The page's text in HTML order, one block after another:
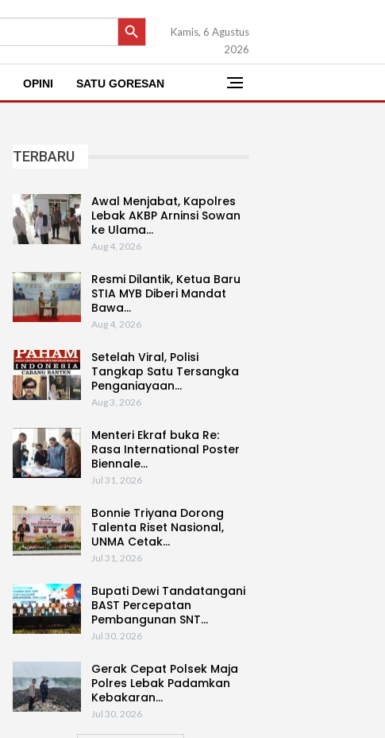
SEARCH BUTTON
Kamis, 6 Agustus
2026
OPINI SATU GORESAN
TERBARU
Awal Menjabat, Kapolres
Lebak AKBP Arninsi Sowan
ke Ulama…
Aug 4, 2026
Resmi Dilantik, Ketua Baru
STIA MYB Diberi Mandat
Bawa…
Aug 4, 2026
Setelah Viral, Polisi
Tangkap Satu Tersangka
Penganiayaan…
Aug 3, 2026
Menteri Ekraf buka Re:
Rasa International Poster
Biennale…
Jul 31, 2026
Bonnie Triyana Dorong
Talenta Riset Nasional,
UNMA Cetak…
Jul 31, 2026
Bupati Dewi Tandatangani
BAST Percepatan
Pembangunan SNT…
Jul 30, 2026
Gerak Cepat Polsek Maja
Polres Lebak Padamkan
Kebakaran…
Jul 30, 2026